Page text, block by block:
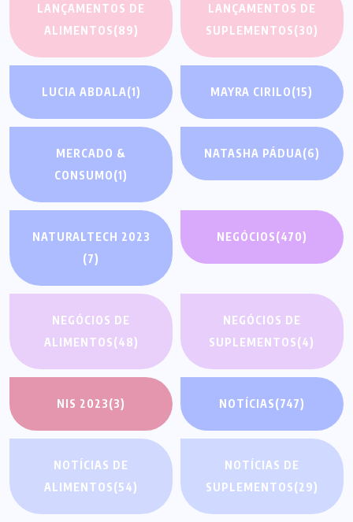
LANÇAMENTOS DE
ALIMENTOS(89)
LANÇAMENTOS DE
SUPLEMENTOS(30)
LUCIA ABDALA(1) MAYRA CIRILO(15)
MERCADO &
CONSUMO(1)
NATASHA PÁDUA(6)
NATURALTECH 2023
(7)
NEGÓCIOS(470)
NEGÓCIOS DE
ALIMENTOS(48)
NEGÓCIOS DE
SUPLEMENTOS(4)
NIS 2023(3) NOTÍCIAS(747)
NOTÍCIAS DE
ALIMENTOS(54)
NOTÍCIAS DE
SUPLEMENTOS(29)